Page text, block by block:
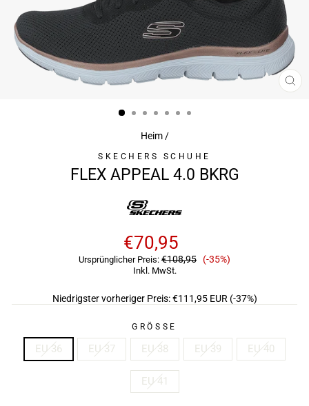
Heim /
SKECHERS SCHUHE
FLEX APPEAL 4.0 BKRG
€70,95
Ursprünglicher Preis: €108,95 Verkaufspreis
(-35%)
Inkl. MwSt.
Niedrigster vorheriger Preis: €111,95 EUR (-37%)
GRÖSSE
EU 36 EU 37 EU 38 EU 39 EU 40
EU 41